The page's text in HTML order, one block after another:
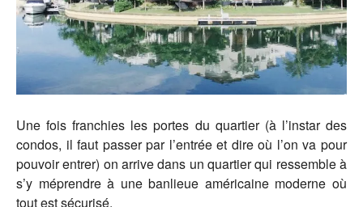
Une fois franchies les portes du quartier (à l’instar des
condos, il faut passer par l’entrée et dire où l’on va pour
pouvoir entrer) on arrive dans un quartier qui ressemble à
s’y méprendre à une banlieue américaine moderne où
tout est sécurisé.